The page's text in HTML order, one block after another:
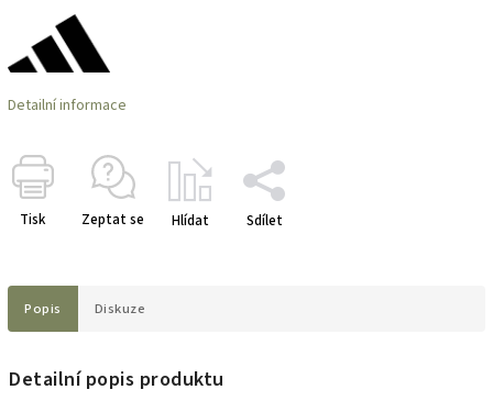
Detailní informace
Tisk Zeptat se Hlídat Sdílet
Popis Diskuze
Detailní popis produktu